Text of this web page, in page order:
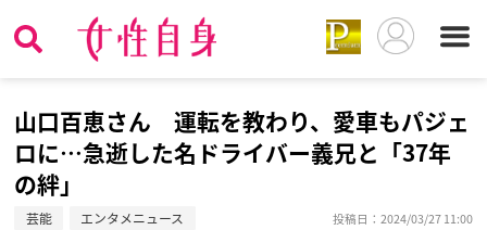
山口百恵さん 運転を教わり、愛車もパジェ
ロに…急逝した名ドライバー義兄と「37年
の絆」
芸能 エンタメニュース 投稿日：2024/03/27 11:00